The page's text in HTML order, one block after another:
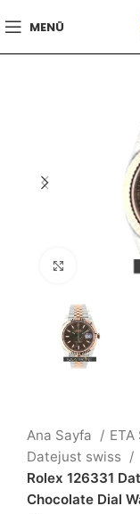
MENÜ
Ana Sayfa ETA
Datejust swiss
Rolex 126331
Chocolate Dial